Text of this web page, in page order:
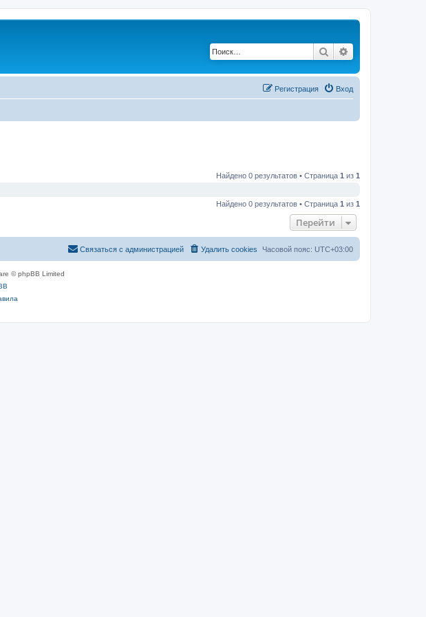
Поиск
Вход
Регистрация
Найдено 0 результатов • Страница 1 из 1
Найдено 0 результатов • Страница 1 из 1
Перейти
Часовой пояс: UTC+03:00
Удалить cookies
Связаться с администрацией
© phpBB Limited